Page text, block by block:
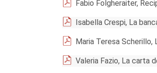
Fabio Folgheraiter,
Isabella Crespi, La
Maria Teresa
Valeria Fazio, La carta